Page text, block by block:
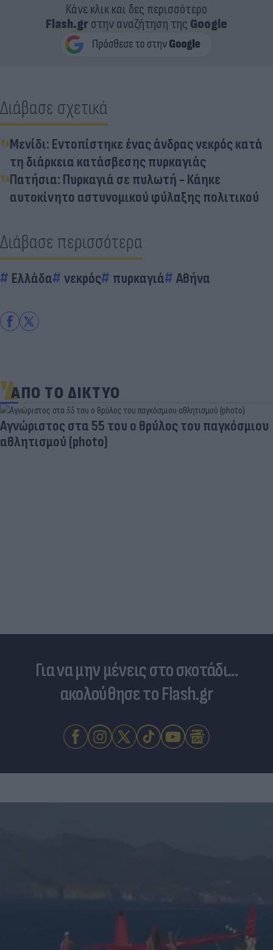
Κάνε κλικ και δες περισσότερο
Flash.grστην αναζήτηση της Google
Διάβασε σχετικά
Μενίδι: Εντοπίστηκε ένας άνδρας νεκρός κατά
τη διάρκεια κατάσβεσης πυρκαγιάς
Πατήσια: Πυρκαγιά σε πυλωτή - Κάηκε
αυτοκίνητο αστυνομικού φύλαξης πολιτικού
Διάβασε περισσότερα
Ελλάδα νεκρός πυρκαγιά Αθήνα
ΑΠΟ ΤΟ ΔΙΚΤΥΟ
Παντρεύεται ο Ρονάλντο; Έγινε χαμός,
Για να μην μένεις στο σκοτάδι...
ακολούθησε το Flash.gr